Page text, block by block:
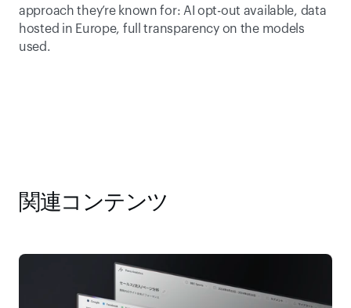
approach they’re known for: AI opt-out available, data
hosted in Europe, full transparency on the models
used.
関連コンテンツ